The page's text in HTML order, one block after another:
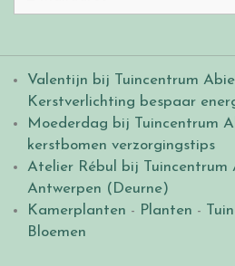
Valentijn bij Tuincentrum
Kerstverlichting bespaar
Moederdag bij Tuincentrum
kerstbomen verzorgingstips
Atelier Rébul bij Tuincentrum
Antwerpen (Deurne)
Kamerplanten - Planten -
Bloemen